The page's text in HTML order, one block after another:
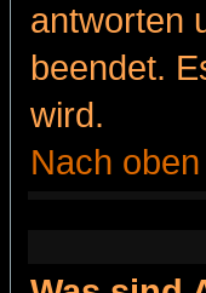
antworten
beendet.
wird.
Nach oben